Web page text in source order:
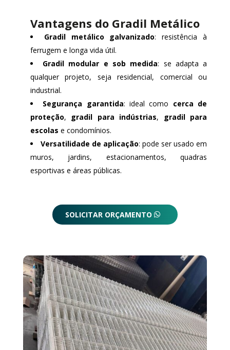
Vantagens do Gradil Metálico
Gradil metálico galvanizado: resistência à
ferrugem e longa vida útil.
Gradil modular e sob medida: se adapta a
qualquer projeto, seja residencial, comercial ou
industrial.
Segurança garantida: ideal como cerca de
proteção, gradil para indústrias, gradil para
escolas e condomínios.
Versatilidade de aplicação: pode ser usado em
muros, jardins, estacionamentos, quadras
esportivas e áreas públicas.
SOLICITAR ORÇAMENTO